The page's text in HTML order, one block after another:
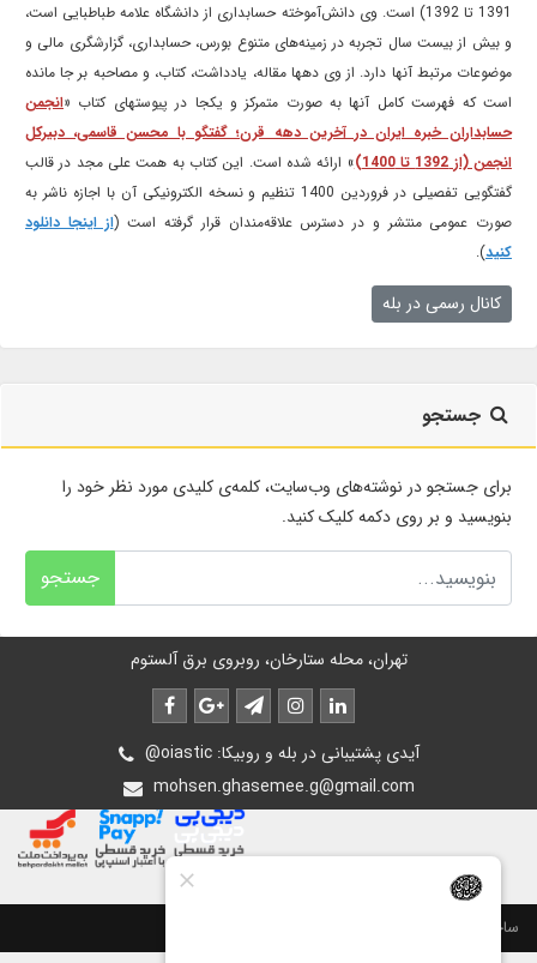
1391 تا 1392) است. وی دانش‌آموخته حسابداری از دانشگاه علامه طباطبایی است،
و بیش از بیست سال تجربه در زمینه‌های متنوع بورس، حسابداری، گزارشگری مالی و
موضوعات مرتبط آنها دارد. از وی دهها مقاله، یادداشت، کتاب، و مصاحبه بر جا مانده
است که فهرست کامل آنها به صورت متمرکز و یکجا در پیوستهای کتاب «انجمن
حسابداران خبره ایران در آخرین دهه قرن؛ گفتگو با محسن قاسمی، دبیرکل
انجمن (از 1392 تا 1400)
» ارائه شده است. این کتاب به همت علی مجد در قالب
گفتگویی تفصیلی در فروردین 1400 تنظیم و نسخه الکترونیکی آن با اجازه ناشر به
صورت عمومی منتشر و در دسترس علاقه‌مندان قرار گرفته است (از اینجا دانلود
کنید).
کانال رسمی در بله
جستجو
برای جستجو در نوشته‌های وب‌سایت، کلمه‌ی کلیدی مورد نظر خود را
بنویسید و بر روی دکمه کلیک کنید.
جستجو
تهران، محله ستارخان، روبروی برق آلستوم
@oiastic :آیدی پشتیبانی در بله و روبیکا
mohsen.ghasemee.g@gmail.com
ساخت سایت توسط